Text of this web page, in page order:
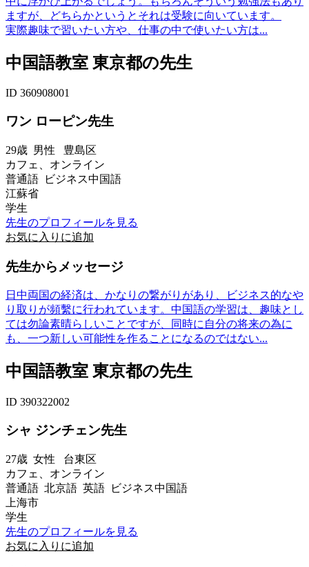
ますが、どちらかというとそれは受験に向いています。
実際趣味で習いたい方や、仕事の中で使いたい方は...
中国語教室 東京都の先生
ID 360908001
ワン ローピン先生
29歳 男性 豊島区
カフェ、オンライン
普通語 ビジネス中国語
江蘇省
学生
先生のプロフィールを見る
お気に入りに追加
先生からメッセージ
日中両国の経済は、かなりの繋がりがあり、ビジネス的なや
り取りが頻繫に行われています。中国語の学習は、趣味とし
ては勿論素晴らしいことですが、同時に自分の将来の為に
も、一つ新しい可能性を作ることになるのではない...
中国語教室 東京都の先生
ID 390322002
シャ ジンチェン先生
27歳 女性 台東区
カフェ、オンライン
普通語 北京語 英語 ビジネス中国語
上海市
学生
先生のプロフィールを見る
お気に入りに追加